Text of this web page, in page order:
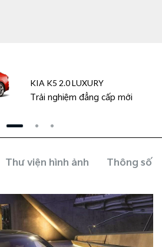
KIA K5 2.0 LUXURY
Trải nghiệm đẳng cấp mới
Thư viện hình ảnh Thông số